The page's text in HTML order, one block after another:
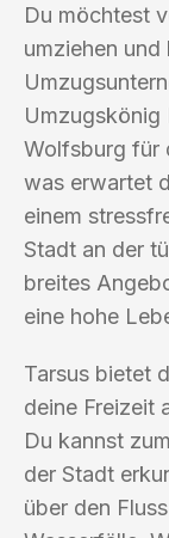
Du möchtest
umziehen und
Umzugskönig
Wolfsburg für
was erwartet
einem
Stadt an der
breites
eine hohe
Tarsus bietet
deine Freizeit
Du kannst
der Stadt
über den